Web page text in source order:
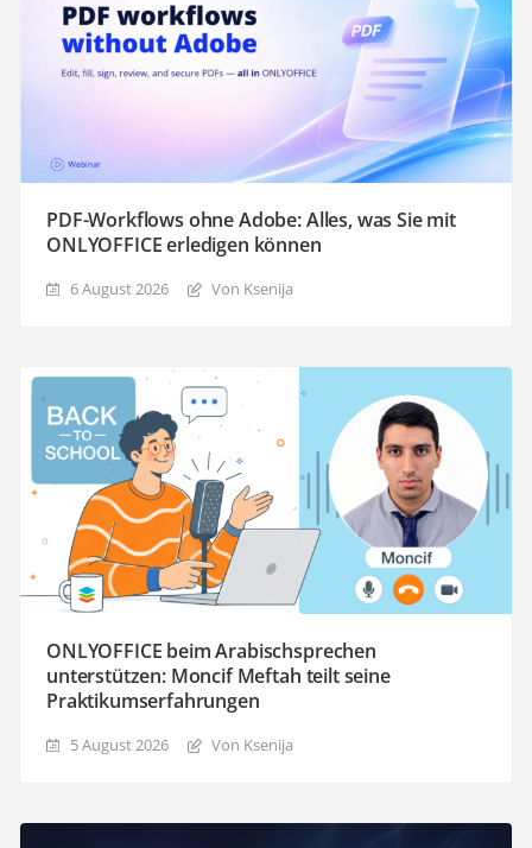
PDF-Workflows ohne Adobe: Alles, was Sie mit
ONLYOFFICE erledigen können
6 August 2026 Von Ksenija
ONLYOFFICE beim Arabischsprechen
unterstützen: Moncif Meftah teilt seine
Praktikumserfahrungen
5 August 2026 Von Ksenija